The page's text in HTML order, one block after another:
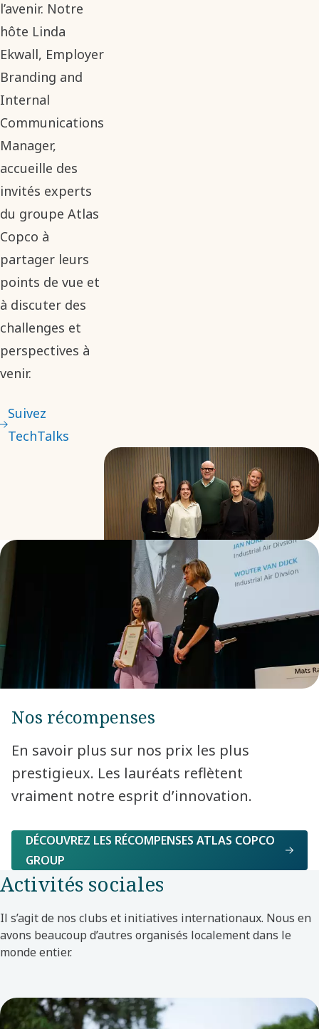
l’avenir. Notre
hôte Linda
Ekwall, Employer
Branding and
Internal
Communications
Manager,
accueille des
invités experts
du groupe Atlas
Copco à
partager leurs
points de vue et
à discuter des
challenges et
perspectives à
venir.
Suivez
TechTalks
Nos récompenses
En savoir plus sur nos prix les plus
prestigieux. Les lauréats reflètent
vraiment notre esprit d’innovation.
DÉCOUVREZ LES RÉCOMPENSES ATLAS COPCO
GROUP
Activités sociales
Il s’agit de nos clubs et initiatives internationaux. Nous en
avons beaucoup d’autres organisés localement dans le
monde entier.